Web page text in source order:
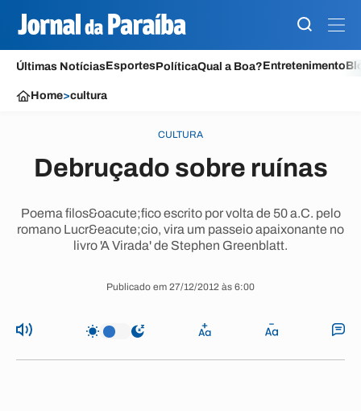
Últimas NotíciasEsportesPolíticaQual a Boa?Entretenimento
Home>cultura
CULTURA
Debruçado sobre ruínas
Poema filos&oacute;fico escrito por volta de 50 a.C. pelo
romano Lucr&eacute;cio, vira um passeio apaixonante no
livro 'A Virada' de Stephen Greenblatt.
Publicado em 27/12/2012 às 6:00